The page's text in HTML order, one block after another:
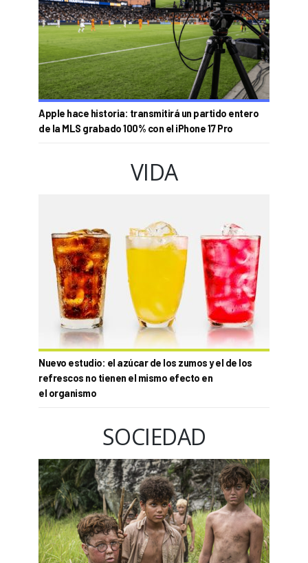
Apple hace historia: transmitirá un partido entero
de la MLS grabado 100% con el iPhone 17 Pro
VIDA
Nuevo estudio: el azúcar de los zumos y el de los
refrescos no tienen el mismo efecto en
el organismo
SOCIEDAD